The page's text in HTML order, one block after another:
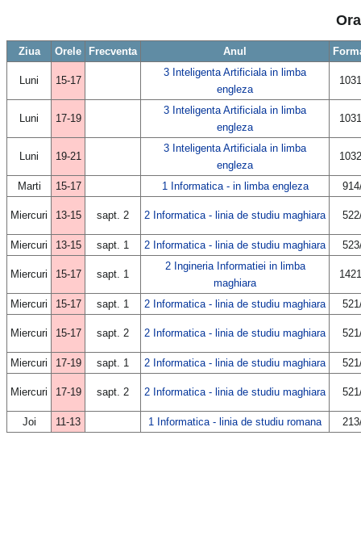
Ziua Orele Frecventa Anul
Luni 15-17
3 Inteligenta Artificiala in limba
engleza
Luni 17-19
3 Inteligenta Artificiala in limba
engleza
Luni 19-21
3 Inteligenta Artificiala in limba
engleza
Marti 15-17 1 Informatica - in limba engleza
Miercuri 13-15 sapt. 2 2 Informatica - linia de studiu maghiara
Miercuri 13-15 sapt. 1 2 Informatica - linia de studiu maghiara
Miercuri 15-17 sapt. 1
2 Ingineria Informatiei in limba
maghiara
Miercuri 15-17 sapt. 1 2 Informatica - linia de studiu maghiara
Miercuri 15-17 sapt. 2 2 Informatica - linia de studiu maghiara
Miercuri 17-19 sapt. 1 2 Informatica - linia de studiu maghiara
Miercuri 17-19 sapt. 2 2 Informatica - linia de studiu maghiara
Joi 11-13 1 Informatica - linia de studiu romana